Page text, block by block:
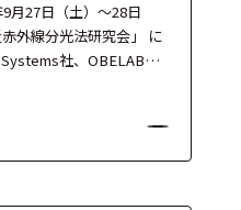
月27日（土）～28日
外線分光法研究会」 に
社、OBELAB
技術相談も可能です。